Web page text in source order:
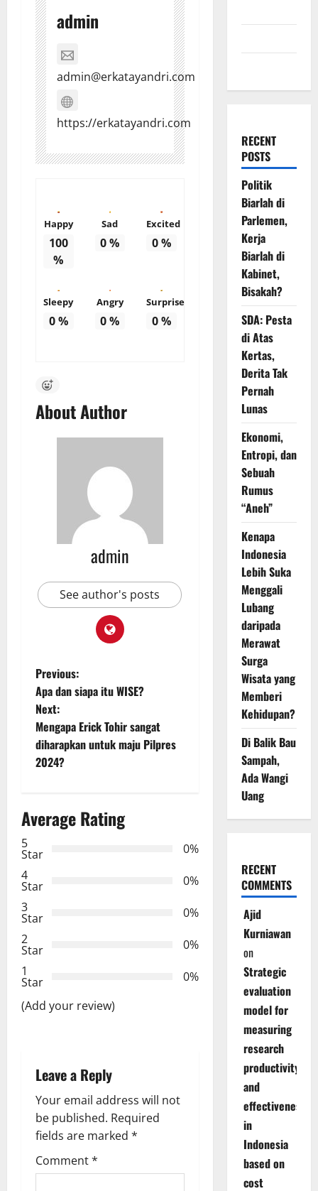
admin
admin@erkatayandri.com
https://erkatayandri.com
Happy
100
%
Sad
0%
Excited
0%
Sleepy
0%
Angry
0%
Surprise
0%
About Author
admin
See author's posts
P
o
s
t
a
v
i
g
a
t
i
n
Previous:
Apa dan siapa itu WISE?
Next:
Mengapa Erick Tohir sangat
diharapkan untuk maju Pilpres
2024?
Average Rating
5
Star
0%
4
Star
0%
3
Star
0%
2
Star
0%
1
Star
0%
(Add your review)
Leave a Reply
Your email address will not
be published. Required
fields are marked *
Comment*
RECENT
POSTS
Politik
Biarlah di
Parlemen,
Kerja
Biarlah di
Kabinet,
Bisakah?
SDA: Pesta
di Atas
Kertas,
Derita Tak
Pernah
Lunas
Ekonomi,
Entropi, dan
Sebuah
Rumus
“Aneh”
Kenapa
Indonesia
Lebih Suka
Menggali
Lubang
daripada
Merawat
Surga
Wisata yang
Memberi
Kehidupan?
Di Balik Bau
Sampah,
Ada Wangi
Uang
RECENT
COMMENTS
Ajid
Kurniawan
on
Strategic
evaluation
model for
measuring
research
productivity
and
effectiveness
in
Indonesia
based on
cost